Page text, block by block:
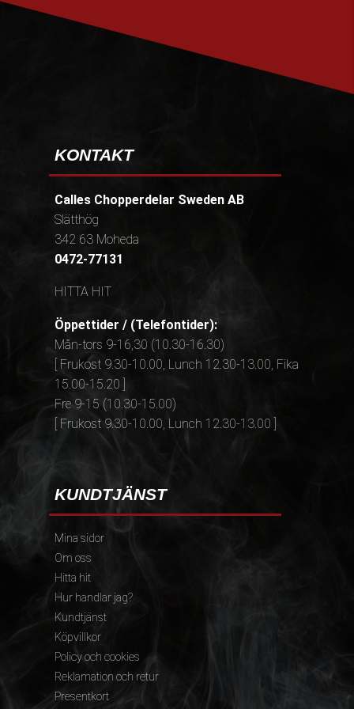
KONTAKT
Calles Chopperdelar Sweden AB
Slätthög
342 63 Moheda
0472-77131
HITTA HIT
Öppettider / (Telefontider):
Mån-tors 9-16,30 (10.30-16.30)
[ Frukost 9.30-10.00, Lunch 12.30-13.00, Fika
15.00-15.20 ]
Fre 9-15 (10.30-15.00)
[ Frukost 9.30-10.00, Lunch 12.30-13.00 ]
KUNDTJÄNST
Mina sidor
Om oss
Hitta hit
Hur handlar jag?
Kundtjänst
Köpvillkor
Policy och cookies
Reklamation och retur
Presentkort